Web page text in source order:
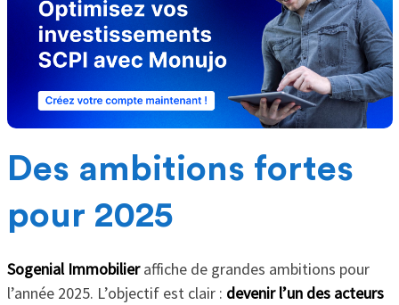
Des ambitions fortes
pour 2025
Sogenial Immobilieraffiche de grandes ambitions pour
l’année 2025. L’objectif est clair : devenir l’un des acteurs